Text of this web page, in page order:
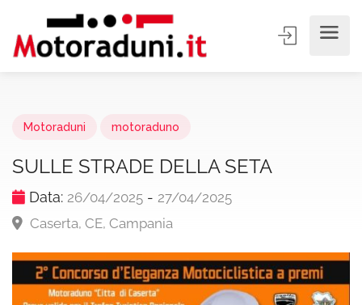
Motoraduni motoraduno
SULLE STRADE DELLA SETA
Data: 26/04/2025 - 27/04/2025
Caserta, CE, Campania